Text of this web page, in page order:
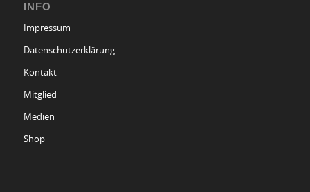
INFO
Impressum
Datenschutzerklärung
Kontakt
Mitglied
Medien
Shop